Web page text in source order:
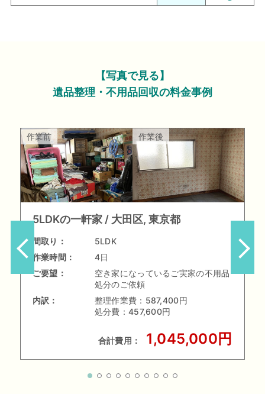
【写真で見る】
遺品整理・不用品回収の料金事例
作業前 作業後
5LDKの一軒家 大田区, 東京都
間取り：
5LDK
作業時間：
4日
ご要望：
空き家になっているご実家の不用品
処分のご依頼
内訳：
整理作業費： 587,400円
処分費：457,600円
合計費用： 1,045,000円